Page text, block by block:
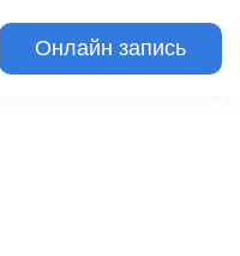
Онлайн запись